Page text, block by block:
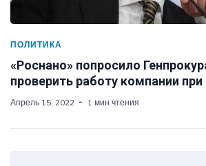
ПОЛИТИКА
«Роснано» попросило
проверить работу компании
Апрель 15, 2022 1 мин чтения